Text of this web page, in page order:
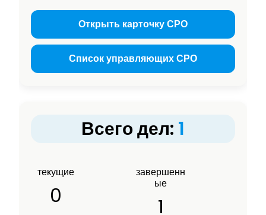
Открыть карточку СРО
Список управляющих СРО
Всего дел: 1
текущие
0
завершенн
ые
1